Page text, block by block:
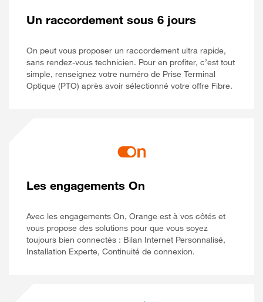
Un raccordement sous 6 jours
On peut vous proposer un raccordement ultra rapide,
sans rendez-vous technicien. Pour en profiter, c’est tout
simple, renseignez votre numéro de Prise Terminal
Optique (PTO) après avoir sélectionné votre offre Fibre.
Les engagements On
Avec les engagements On, Orange est à vos côtés et
vous propose des solutions pour que vous soyez
toujours bien connectés : Bilan Internet Personnalisé,
Installation Experte, Continuité de connexion.